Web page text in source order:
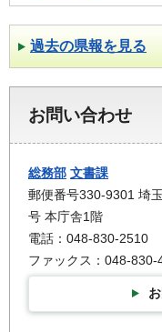
過去の県報を見る
お問い合わせ
総務部 文書課
郵便番号330-9301 埼
号 本庁舎1階
電話：048-830-2510
ファックス：048-830-